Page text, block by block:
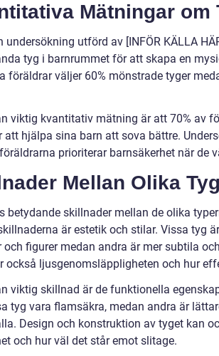
Mätningar om
undersökning utförd av [INFÖR KÄLLA
tyg i barnrummet för att skapa en
föräldrar väljer 60% mönstrade tyger
viktig kvantitativ mätning är att 70% av
att hjälpa sina barn att sova bättre.
prioriterar barnsäkerhet när de
Mellan Olika
betydande skillnader mellan de olika
är estetik och stilar. Vissa tyg
och figurer medan andra är mer subtila
också ljusgenomsläppligheten och hur
viktig skillnad är de funktionella
tyg vara flamsäkra, medan andra är
Design och konstruktion av tyget kan
och hur väl det står emot slitage.